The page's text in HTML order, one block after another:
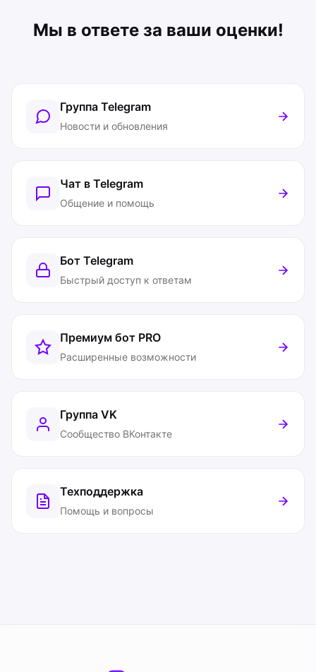
Мы в ответе за ваши оценки!
Группа Telegram
Новости и обновления
Чат в Telegram
Общение и помощь
Бот Telegram
Быстрый доступ к ответам
Премиум бот PRO
Расширенные возможности
Группа VK
Сообщество ВКонтакте
Техподдержка
Помощь и вопросы